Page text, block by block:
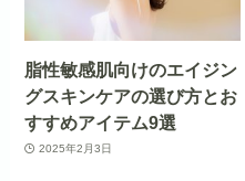
脂性敏感肌向けのエイジン
グスキンケアの選び方とお
すすめアイテム9選
2025年2月3日